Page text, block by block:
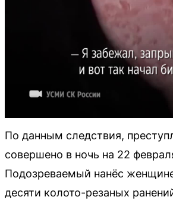
По данным следствия,
совершено в ночь на 22
Подозреваемый нанёс
десяти колото-резаных